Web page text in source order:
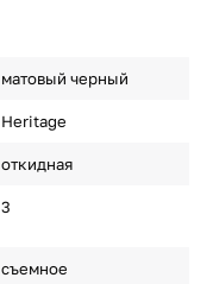
матовый черный
Heritage
откидная
3
съемное